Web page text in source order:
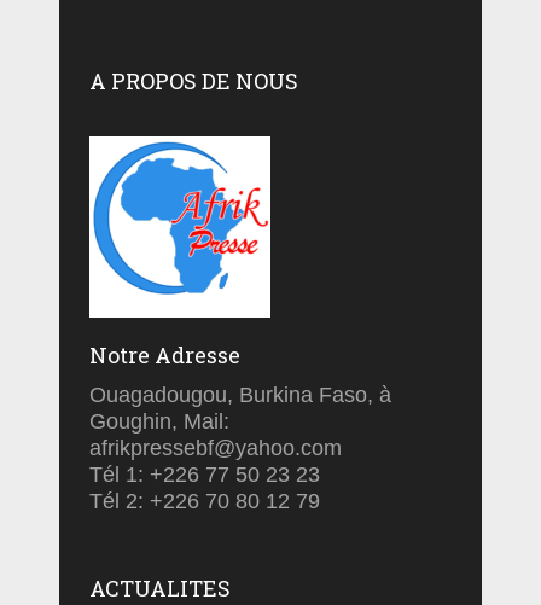
A PROPOS DE NOUS
Notre Adresse
Ouagadougou, Burkina Faso, à
Goughin, Mail:
afrikpressebf@yahoo.com
Tél 1: +226 77 50 23 23
Tél 2: +226 70 80 12 79
ACTUALITES